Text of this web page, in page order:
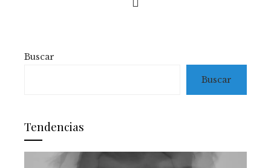
Buscar
Buscar
Tendencias